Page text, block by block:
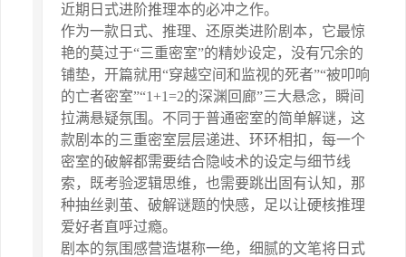
近期日式进阶推理本的必冲之作。
作为一款日式、推理、还原类进阶剧本，它最惊
艳的莫过于“三重密室”的精妙设定，没有冗余的
铺垫，开篇就用“穿越空间和监视的死者”“被叩响
的亡者密室”“1+1=2的深渊回廊”三大悬念，瞬间
拉满悬疑氛围。不同于普通密室的简单解谜，这
款剧本的三重密室层层递进、环环相扣，每一个
密室的破解都需要结合隐岐术的设定与细节线
索，既考验逻辑思维，也需要跳出固有认知，那
种抽丝剥茧、破解谜题的快感，足以让硬核推理
爱好者直呼过瘾。
剧本的氛围感营造堪称一绝，细腻的文笔将日式